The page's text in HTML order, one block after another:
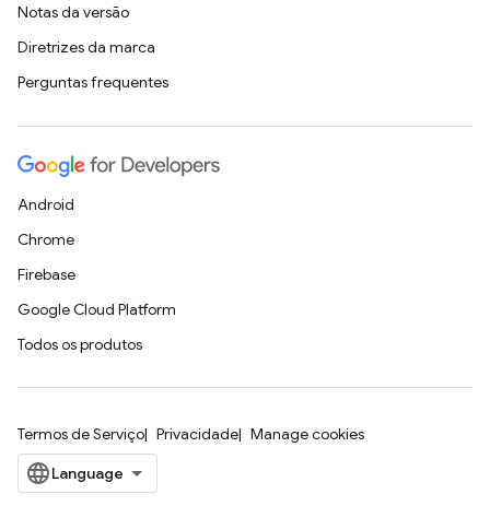
Notas da versão
Diretrizes da marca
Perguntas frequentes
Android
Chrome
Firebase
Google Cloud Platform
Todos os produtos
Termos de Serviço Privacidade Manage cookies